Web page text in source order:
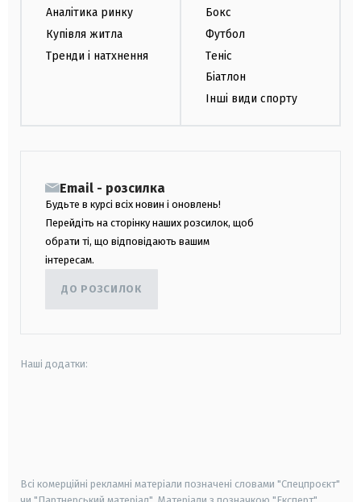
Аналітика ринку
Купівля житла
Тренди і натхнення
Бокс
Футбол
Теніс
Біатлон
Інші види спорту
Email - розсилка
Будьте в курсі всіх новин і оновлень!
Перейдіть на сторінку наших розсилок, щоб
обрати ті, що відповідають вашим
інтересам.
ДО РОЗСИЛОК
Наші додатки:
Всі комерційні рекламні матеріали позначені словами "Спецпроєкт"